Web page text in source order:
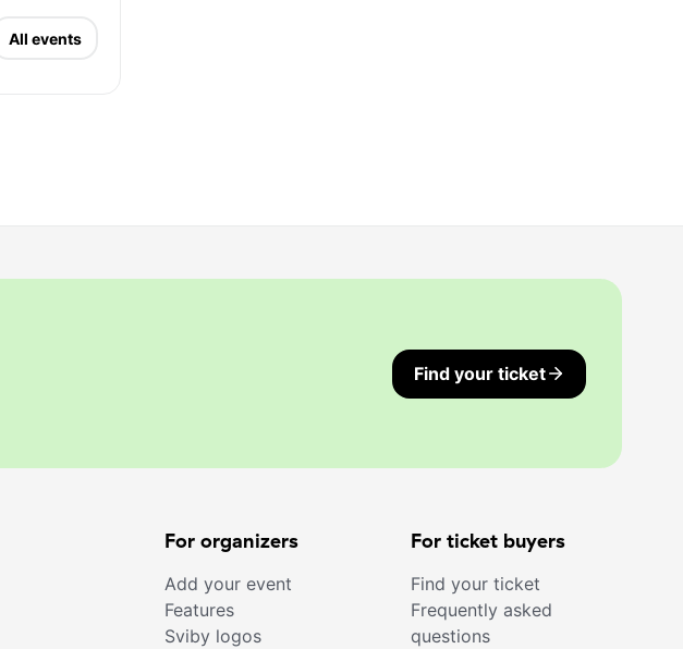
All events
Find your ticket
For organizers
Add your event
Features
Sviby logos
For ticket buyers
Find your ticket
Frequently asked
questions